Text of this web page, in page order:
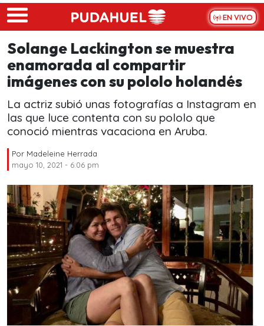
Skip to main content
EN VIVO
Solange Lackington se muestra
enamorada al compartir
imágenes con su pololo holandés
La actriz subió unas fotografías a Instagram en
las que luce contenta con su pololo que
conoció mientras vacaciona en Aruba.
Por Madeleine Herrada
mayo 10, 2021 - 6:06 pm